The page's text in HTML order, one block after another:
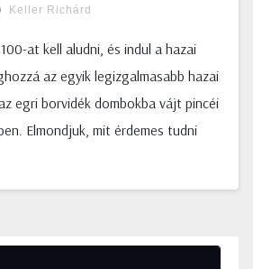
Keller Richárd
at kell aludni, és indul a hazai
az egyik legizgalmasabb hazai
egri borvidék dombokba vájt pincéi
Elmondjuk, mit érdemes tudni